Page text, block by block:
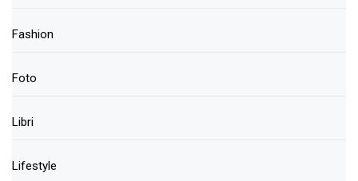
Fashion
Foto
Libri
Lifestyle